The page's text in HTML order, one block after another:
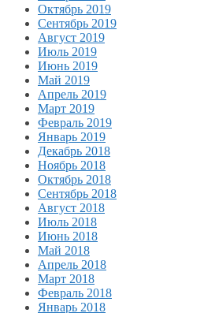
Октябрь 2019
Сентябрь 2019
Август 2019
Июль 2019
Июнь 2019
Май 2019
Апрель 2019
Март 2019
Февраль 2019
Январь 2019
Декабрь 2018
Ноябрь 2018
Октябрь 2018
Сентябрь 2018
Август 2018
Июль 2018
Июнь 2018
Май 2018
Апрель 2018
Март 2018
Февраль 2018
Январь 2018